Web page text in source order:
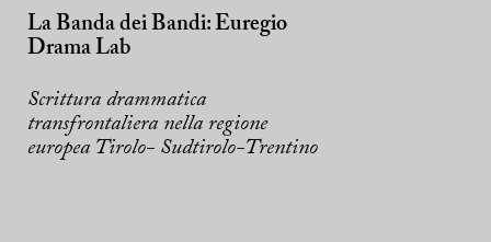
La Banda dei Bandi: Euregio
Drama Lab
Scrittura drammatica
transfrontaliera nella regione
europea Tirolo- Sudtirolo-Trentino